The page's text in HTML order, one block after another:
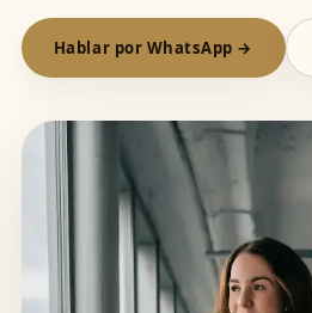
Hablar por WhatsApp →